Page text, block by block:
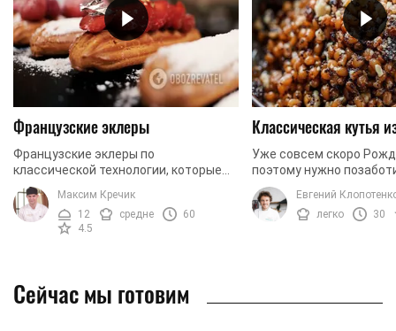
Французские эклеры
Французские эклеры по
классической технологии, которые
легко можно приготовить дома.
Сегодня мы готовим эклеры с
заварным кремом. Чтобы придать
Максим Кречик
12
средне
60
4.5
Классическая кутья
Уже совсем скоро
поэтому нужно
будет ваша
традиционный рецепт
настоящая пшеница, а
Евгений
легко
30
Сейчас мы готовим